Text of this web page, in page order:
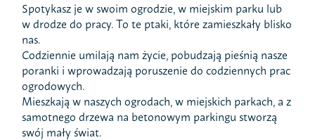
Spotykasz je w swoim ogrodzie, w miejskim parku lub
w drodze do pracy. To te ptaki, które zamieszkały blisko
nas.
Codziennie umilają nam życie, pobudzają pieśnią nasze
poranki i wprowadzają poruszenie do codziennych prac
ogrodowych.
Mieszkają w naszych ogrodach, w miejskich parkach, a z
samotnego drzewa na betonowym parkingu stworzą
swój mały świat.